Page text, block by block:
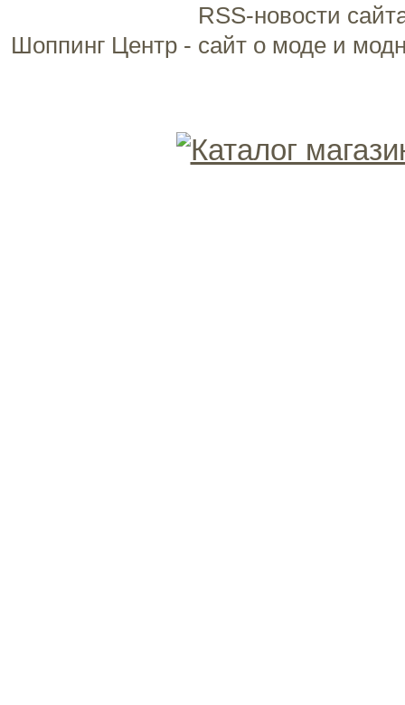
RSS-новости
Шоппинг Центр - сайт о моде и